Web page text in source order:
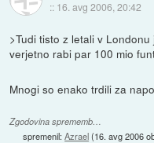
:: 16. avg 2006, 20:42
>Tudi tisto z letali v
verjetno rabi par 100 mio
Mnogi so enako trdili za
Zgodovina sprememb…
spremenil:Azrael(16. avg 2006